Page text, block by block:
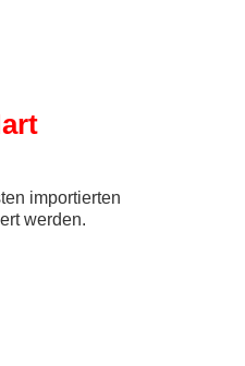
importierten
werden.